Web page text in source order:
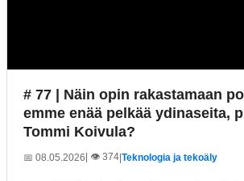
# 77 | Näin opin rakastamaan
emme enää pelkää ydinaseita,
Tommi Koivula?
📅 08.05.2026| 👁️ 374 Teknologia ja tekoäly